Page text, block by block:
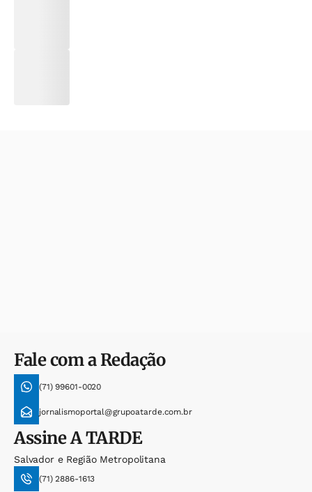
Fale com a Redação
(71) 99601-0020
jornalismoportal@grupoatarde.com.br
AssineA TARDE
Salvador e Região Metropolitana
(71) 2886-1613